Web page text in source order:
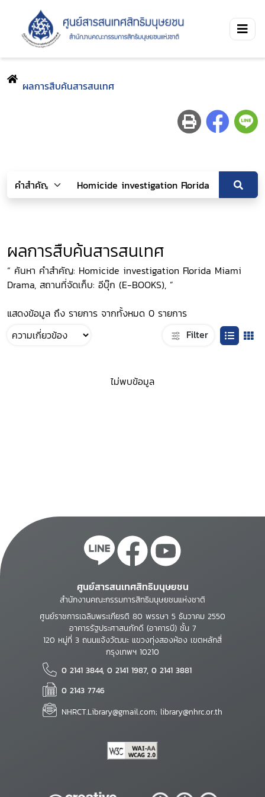
ผลการสืบค้นสารสนเทศ
ผลการสืบค้นสารสนเทศ
“ ค้นหา คำสำคัญ: Homicide investigation Florida Miami
Drama, สถานที่จัดเก็บ: อีบุ๊ก (E-BOOKS), ”
แสดงข้อมูล ถึง รายการ จากทั้งหมด 0 รายการ
Filter
ไม่พบข้อมูล
ศูนย์สารสนเทศสิทธิมนุษยชน
สำนักงานคณะกรรมการสิทธิมนุษยชนแห่งชาติ
ศูนย์ราชการเฉลิมพระเกียรติ 80 พรรษา 5 ธันวาคม 2550
อาคารรัฐประศาสนภักดี (อาคารบี) ชั้น 7
120 หมู่ที่ 3 ถนนแจ้งวัฒนะ แขวงทุ่งสองห้อง เขตหลักสี่
กรุงเทพฯ 10210
0 2141 3844, 0 2141 1987, 0 2141 3881
0 2143 7746
NHRCT.Library@gmail.com; library@nhrc.or.th